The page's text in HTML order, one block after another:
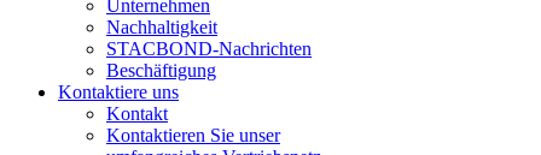
Unternehmen
Nachhaltigkeit
STACBOND-Nachrichten
Beschäftigung
Kontaktiere uns
Kontakt
Kontaktieren Sie unser